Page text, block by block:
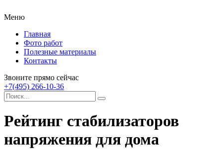
Меню
Главная
Фото работ
Полезные материалы
Контакты
Звоните прямо сейчас
+7(495) 266-10-36
Рейтинг стабилизаторов
напряжения для дома